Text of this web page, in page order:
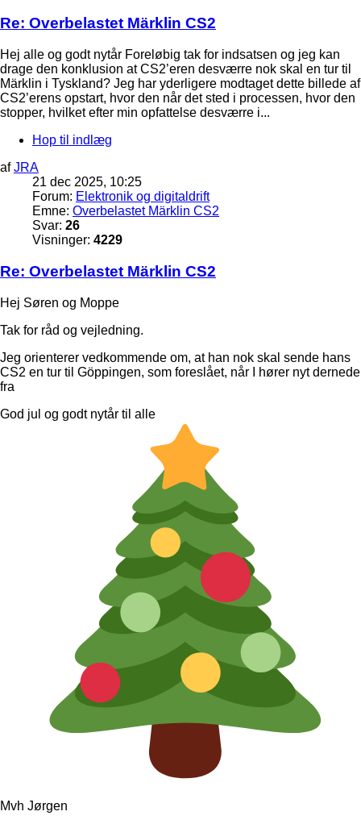
Re: Overbelastet Märklin CS2
Hej alle og godt nytår Foreløbig tak for indsatsen og jeg kan
drage den konklusion at CS2’eren desværre nok skal en tur til
Märklin i Tyskland? Jeg har yderligere modtaget dette billede af
CS2’erens opstart, hvor den når det sted i processen, hvor den
stopper, hvilket efter min opfattelse desværre i...
Hop til indlæg
afJRA
21 dec 2025, 10:25
Forum: Elektronik og digitaldrift
Emne: Overbelastet Märklin CS2
Svar: 26
Visninger: 4229
Re: Overbelastet Märklin CS2
Hej Søren og Moppe
Tak for råd og vejledning.
Jeg orienterer vedkommende om, at han nok skal sende hans
CS2 en tur til Göppingen, som foreslået, når I hører nyt dernede
fra
God jul og godt nytår til alle
Mvh Jørgen